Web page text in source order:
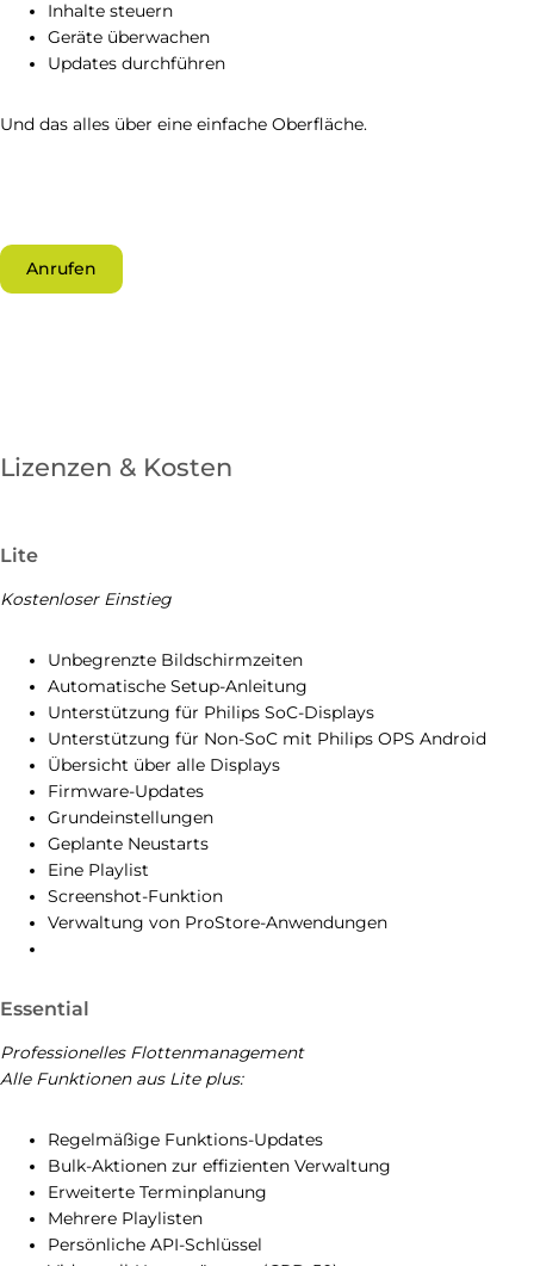
Inhalte steuern
Geräte überwachen
Updates durchführen
Und das alles über eine einfache Oberfläche.
Anrufen
Lizenzen & Kosten
Lite
Kostenloser Einstieg
Unbegrenzte Bildschirmzeiten
Automatische Setup-Anleitung
Unterstützung für Philips SoC-Displays
Unterstützung für Non-SoC mit Philips OPS Android
Übersicht über alle Displays
Firmware-Updates
Grundeinstellungen
Geplante Neustarts
Eine Playlist
Screenshot-Funktion
Verwaltung von ProStore-Anwendungen
Essential
Professionelles Flottenmanagement
Alle Funktionen aus Lite plus:
Regelmäßige Funktions-Updates
Bulk-Aktionen zur effizienten Verwaltung
Erweiterte Terminplanung
Mehrere Playlisten
Persönliche API-Schlüssel